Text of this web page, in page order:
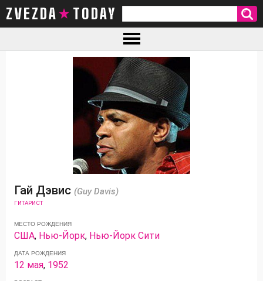
ZVEZDA TODAY
Гай Дэвис (Guy Davis)
ГИТАРИСТ
МЕСТО РОЖДЕНИЯ
США, Нью-Йорк, Нью-Йорк Сити
ДАТА РОЖДЕНИЯ
12 мая, 1952